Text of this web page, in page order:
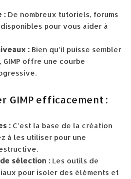
: De nombreux tutoriels, forums
pour vous aider à
: Bien qu’il puisse sembler
offre une courbe
GIMP efficacement :
: C’est la base de la création
à les utiliser pour une
sélection : Les outils de
pour isoler des éléments et